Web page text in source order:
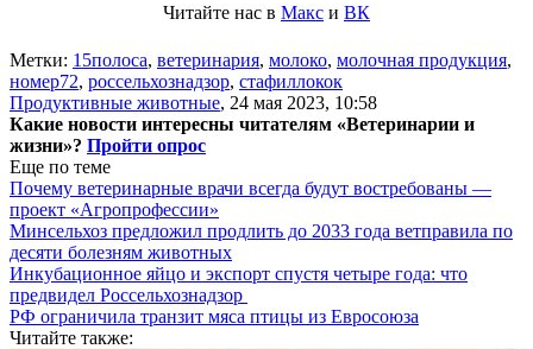
Читайте нас в Макс и ВК
Метки: 15полоса, ветеринария, молоко, молочная продукция,
номер72, россельхознадзор, стафиллокок
Продуктивные животные, 24 мая 2023, 10:58
Какие новости интересны читателям «Ветеринарии и
жизни»? Пройти опрос
Еще по теме
Почему ветеринарные врачи всегда будут востребованы —
проект «Агропрофессии»
Минсельхоз предложил продлить до 2033 года ветправила по
десяти болезням животных
Инкубационное яйцо и экспорт спустя четыре года: что
предвидел Россельхознадзор
РФ ограничила транзит мяса птицы из Евросоюза
Читайте также: